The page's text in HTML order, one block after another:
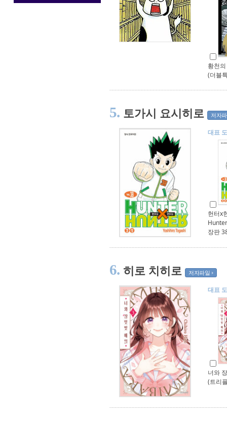
황천
(더블
5. 토가시 요시히로 저자
대표
헌터x
장판
6. 히로 치히로 저자파일
대표
너와
(트리